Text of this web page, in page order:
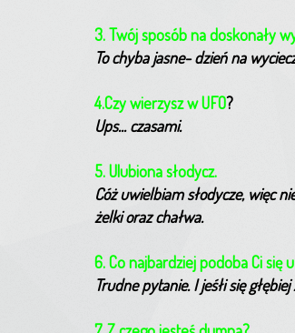
3. Twój sposób na doskonały
To chyba jasne- dzień na
4.Czy wierzysz w UFO?
Ups... czasami.
5. Ulubiona słodycz.
Cóż uwielbiam słodycze, więc
żelki oraz chałwa.
6. Co najbardziej podoba Ci się
Trudne pytanie. I jeśłi się